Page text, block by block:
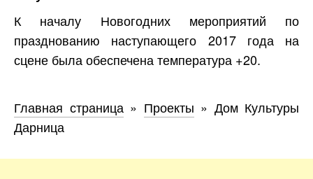
К началу Новогодних мероприятий по
празднованию наступающего 2017 года на
сцене была обеспечена температура +20.
Главная страница» Проекты » Дом Культуры
Дарница